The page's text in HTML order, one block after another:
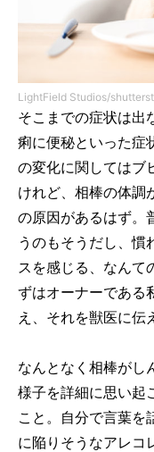
LightField Studios/
そこまでの症状は出
痢に便秘といった症
の変化に関してはブ
けれど、相棒の体調
の原因があるはず。
うのもそうだし、慣
スを感じる、なんて
ずはオーナーである
え、それを獣医に伝
なんとなく相棒がし
様子を詳細に思い起
こと。自分で言葉を
に陥りそうなアレコ